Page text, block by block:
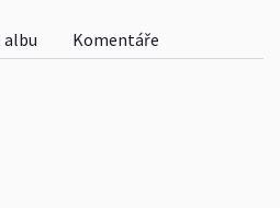
albu Komentáře